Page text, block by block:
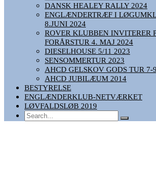
DANSK HEALEY RALLY 2024
ENGLÆNDERTRÆF I
8.JUNI 2024
ROVER KLUBBEN INVITERER
FORÅRSTUR 4. MAJ 2024
DIESELHOUSE 5/11 2023
SENSOMMERTUR 2023
AHCD GELSKOV GODS TUR 7-
AHCD JUBILÆUM 2014
BESTYRELSE
ENGLÆNDERKLUB-NETVÆRKET
LØVFALDSLØB 2019